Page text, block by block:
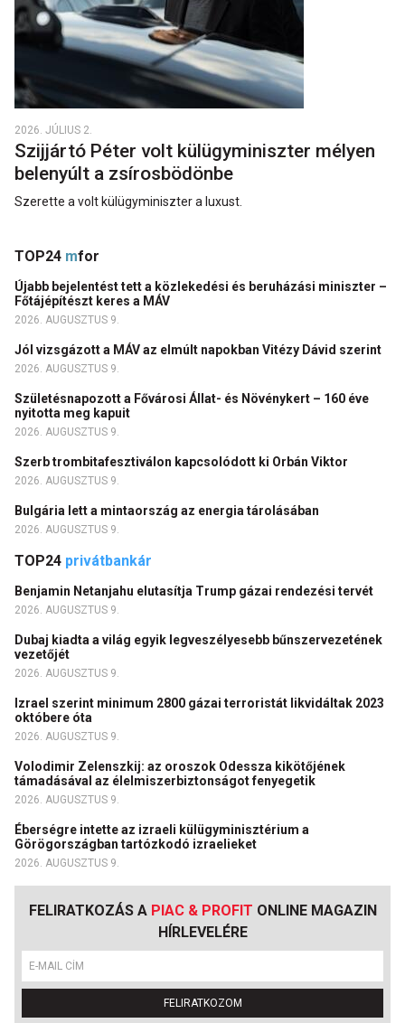
2026. JÚLIUS 2.
Szijjártó Péter volt külügyminiszter mélyen
belenyúlt a zsírosbödönbe
Szerette a volt külügyminiszter a luxust.
TOP24 mfor
Újabb bejelentést tett a közlekedési és beruházási miniszter –
Főtájépítészt keres a MÁV
2026. AUGUSZTUS 9.
Jól vizsgázott a MÁV az elmúlt napokban Vitézy Dávid szerint
2026. AUGUSZTUS 9.
Születésnapozott a Fővárosi Állat- és Növénykert – 160 éve
nyitotta meg kapuit
2026. AUGUSZTUS 9.
Szerb trombitafesztiválon kapcsolódott ki Orbán Viktor
2026. AUGUSZTUS 9.
Bulgária lett a mintaország az energia tárolásában
2026. AUGUSZTUS 9.
TOP24 privátbankár
Benjamin Netanjahu elutasítja Trump gázai rendezési tervét
2026. AUGUSZTUS 9.
Dubaj kiadta a világ egyik legveszélyesebb bűnszervezetének
vezetőjét
2026. AUGUSZTUS 9.
Izrael szerint minimum 2800 gázai terroristát likvidáltak 2023
októbere óta
2026. AUGUSZTUS 9.
Volodimir Zelenszkij: az oroszok Odessza kikötőjének
támadásával az élelmiszerbiztonságot fenyegetik
2026. AUGUSZTUS 9.
Éberségre intette az izraeli külügyminisztérium a
Görögországban tartózkodó izraelieket
2026. AUGUSZTUS 9.
FELIRATKOZÁS A PIAC & PROFIT ONLINE MAGAZIN
HÍRLEVELÉRE
FELIRATKOZOM